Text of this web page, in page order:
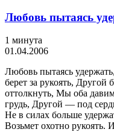
Любовь пытаясь
1 минута
01.04.2006
Любовь пытаясь
берет за рукоять, Другой
оттолкнуть, Мы оба
грудь, Другой — под
Не в силах больше
Возьмет охотно рукоять.